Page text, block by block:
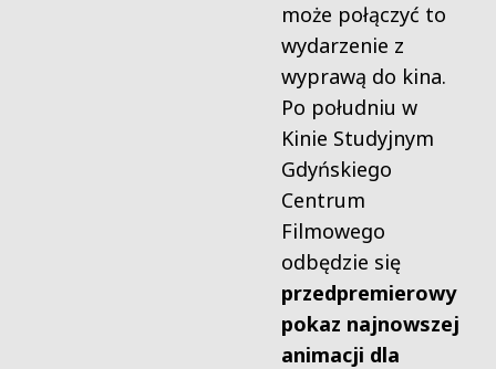
może połączyć to
wydarzenie z
wyprawą do kina.
Po południu w
Kinie Studyjnym
Gdyńskiego
Centrum
Filmowego
odbędzie się
przedpremierowy
pokaz najnowszej
animacji dla